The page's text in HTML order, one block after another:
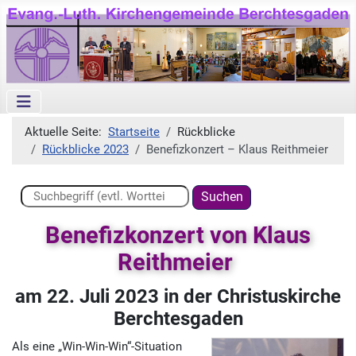
Aktuelle Seite: Startseite
Rückblicke
Rückblicke 2023
Benefizkonzert – Klaus Reithmeier
Suchen ...
Suchen
Benefizkonzert von Klaus
Reithmeier
am 22. Juli 2023 in der Christuskirche
Berchtesgaden
Als eine „Win-Win-Win“-Situation